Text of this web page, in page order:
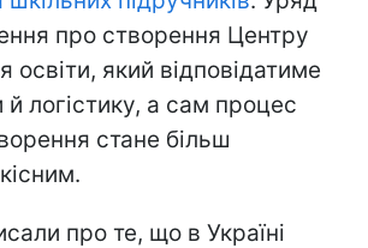
про створення Центру
освіти, який відповідатиме
й логістику, а сам процес
стане більш
про те, що в Україні